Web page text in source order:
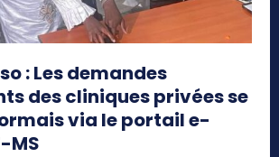
: Les demandes
des cliniques privées se
via le portail e-
MS